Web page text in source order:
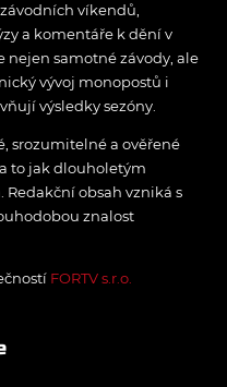
víkendů,
a komentáře k dění v
samotné závody, ale
vývoj monopostů i
výsledky sezóny.
srozumitelné a ověřené
to jak dlouholetým
obsah vzniká s
znalost
FORTV s.r.o.